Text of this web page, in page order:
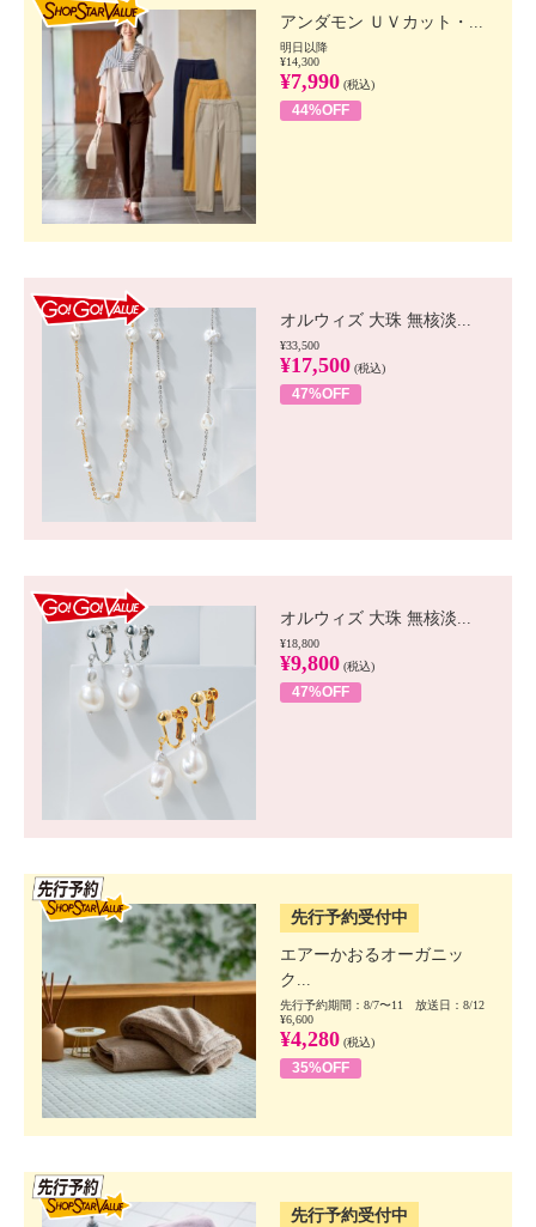
アンダモン ＵＶカット・...
明日以降
¥14,300
¥7,990 (税込)
44%OFF
オルウィズ 大珠 無核淡...
¥33,500
¥17,500 (税込)
47%OFF
オルウィズ 大珠 無核淡...
¥18,800
¥9,800 (税込)
47%OFF
先行予約受付中
エアーかおるオーガニッ
ク...
先行予約期間：8/7〜11 放送日：8/12
¥6,600
¥4,280 (税込)
35%OFF
先行予約受付中